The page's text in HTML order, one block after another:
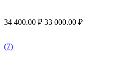
34 400.00 ₽ 33 000.00 ₽
(7)